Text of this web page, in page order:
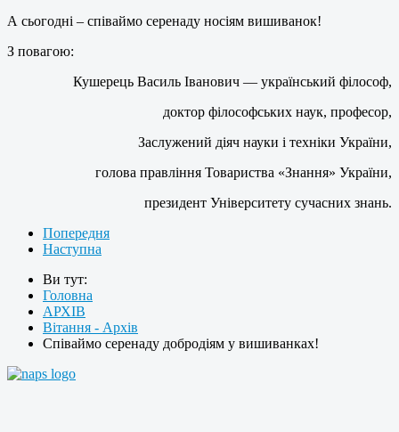
А сьогодні – співаймо серенаду носіям вишиванок!
З повагою:
Кушерець Василь Іванович — український філософ,
доктор філософських наук, професор,
Заслужений діяч науки і техніки України,
голова правління Товариства «Знання» України,
президент Університету сучасних знань.
Попередня
Наступна
Ви тут:
Головна
АРХІВ
Вітання - Архів
Співаймо серенаду добродіям у вишиванках!